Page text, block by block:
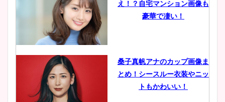
鈴木唯の太ってた時の体重が
ヤバすぎww原因や痩せたダ
豊島実季アナのカップ画像ま
とめ！美脚や水着姿に年齢も
え！？自宅マンション画像も
豪華で凄い！
桑子真帆アナのカップ画像ま
とめ！シースルー衣装やニッ
トもかわいい！